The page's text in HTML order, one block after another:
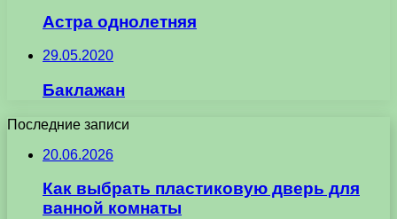
Астра однолетняя
29.05.2020
Баклажан
Последние записи
20.06.2026
Как выбрать пластиковую дверь для
ванной комнаты